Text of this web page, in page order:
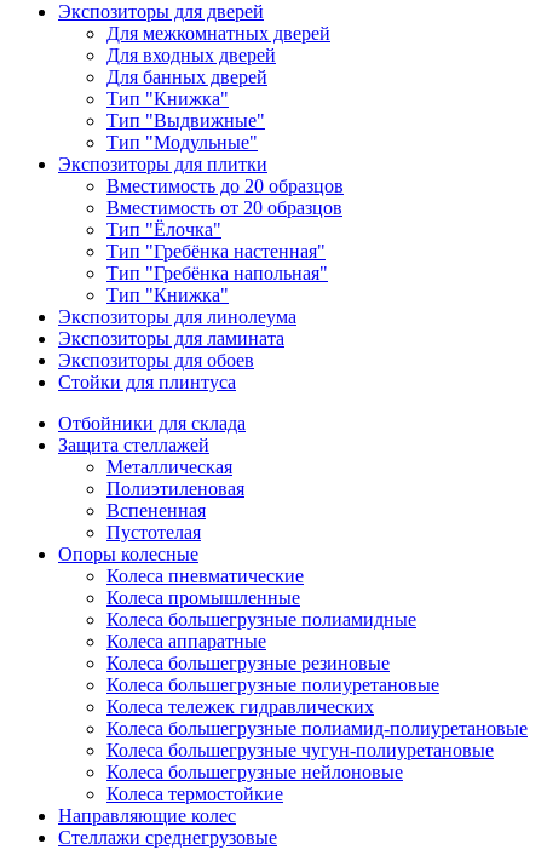
Экспозиторы для дверей
Для межкомнатных дверей
Для входных дверей
Для банных дверей
Тип "Книжка"
Тип "Выдвижные"
Тип "Модульные"
Экспозиторы для плитки
Вместимость до 20 образцов
Вместимость от 20 образцов
Тип "Ёлочка"
Тип "Гребёнка настенная"
Тип "Гребёнка напольная"
Тип "Книжка"
Экспозиторы для линолеума
Экспозиторы для ламината
Экспозиторы для обоев
Стойки для плинтуса
Отбойники для склада
Защита стеллажей
Металлическая
Полиэтиленовая
Вспененная
Пустотелая
Опоры колесные
Колеса пневматические
Колеса промышленные
Колеса большегрузные полиамидные
Колеса аппаратные
Колеса большегрузные резиновые
Колеса большегрузные полиуретановые
Колеса тележек гидравлических
Колеса большегрузные полиамид-полиуретановые
Колеса большегрузные чугун-полиуретановые
Колеса большегрузные нейлоновые
Колеса термостойкие
Направляющие колес
Стеллажи среднегрузовые